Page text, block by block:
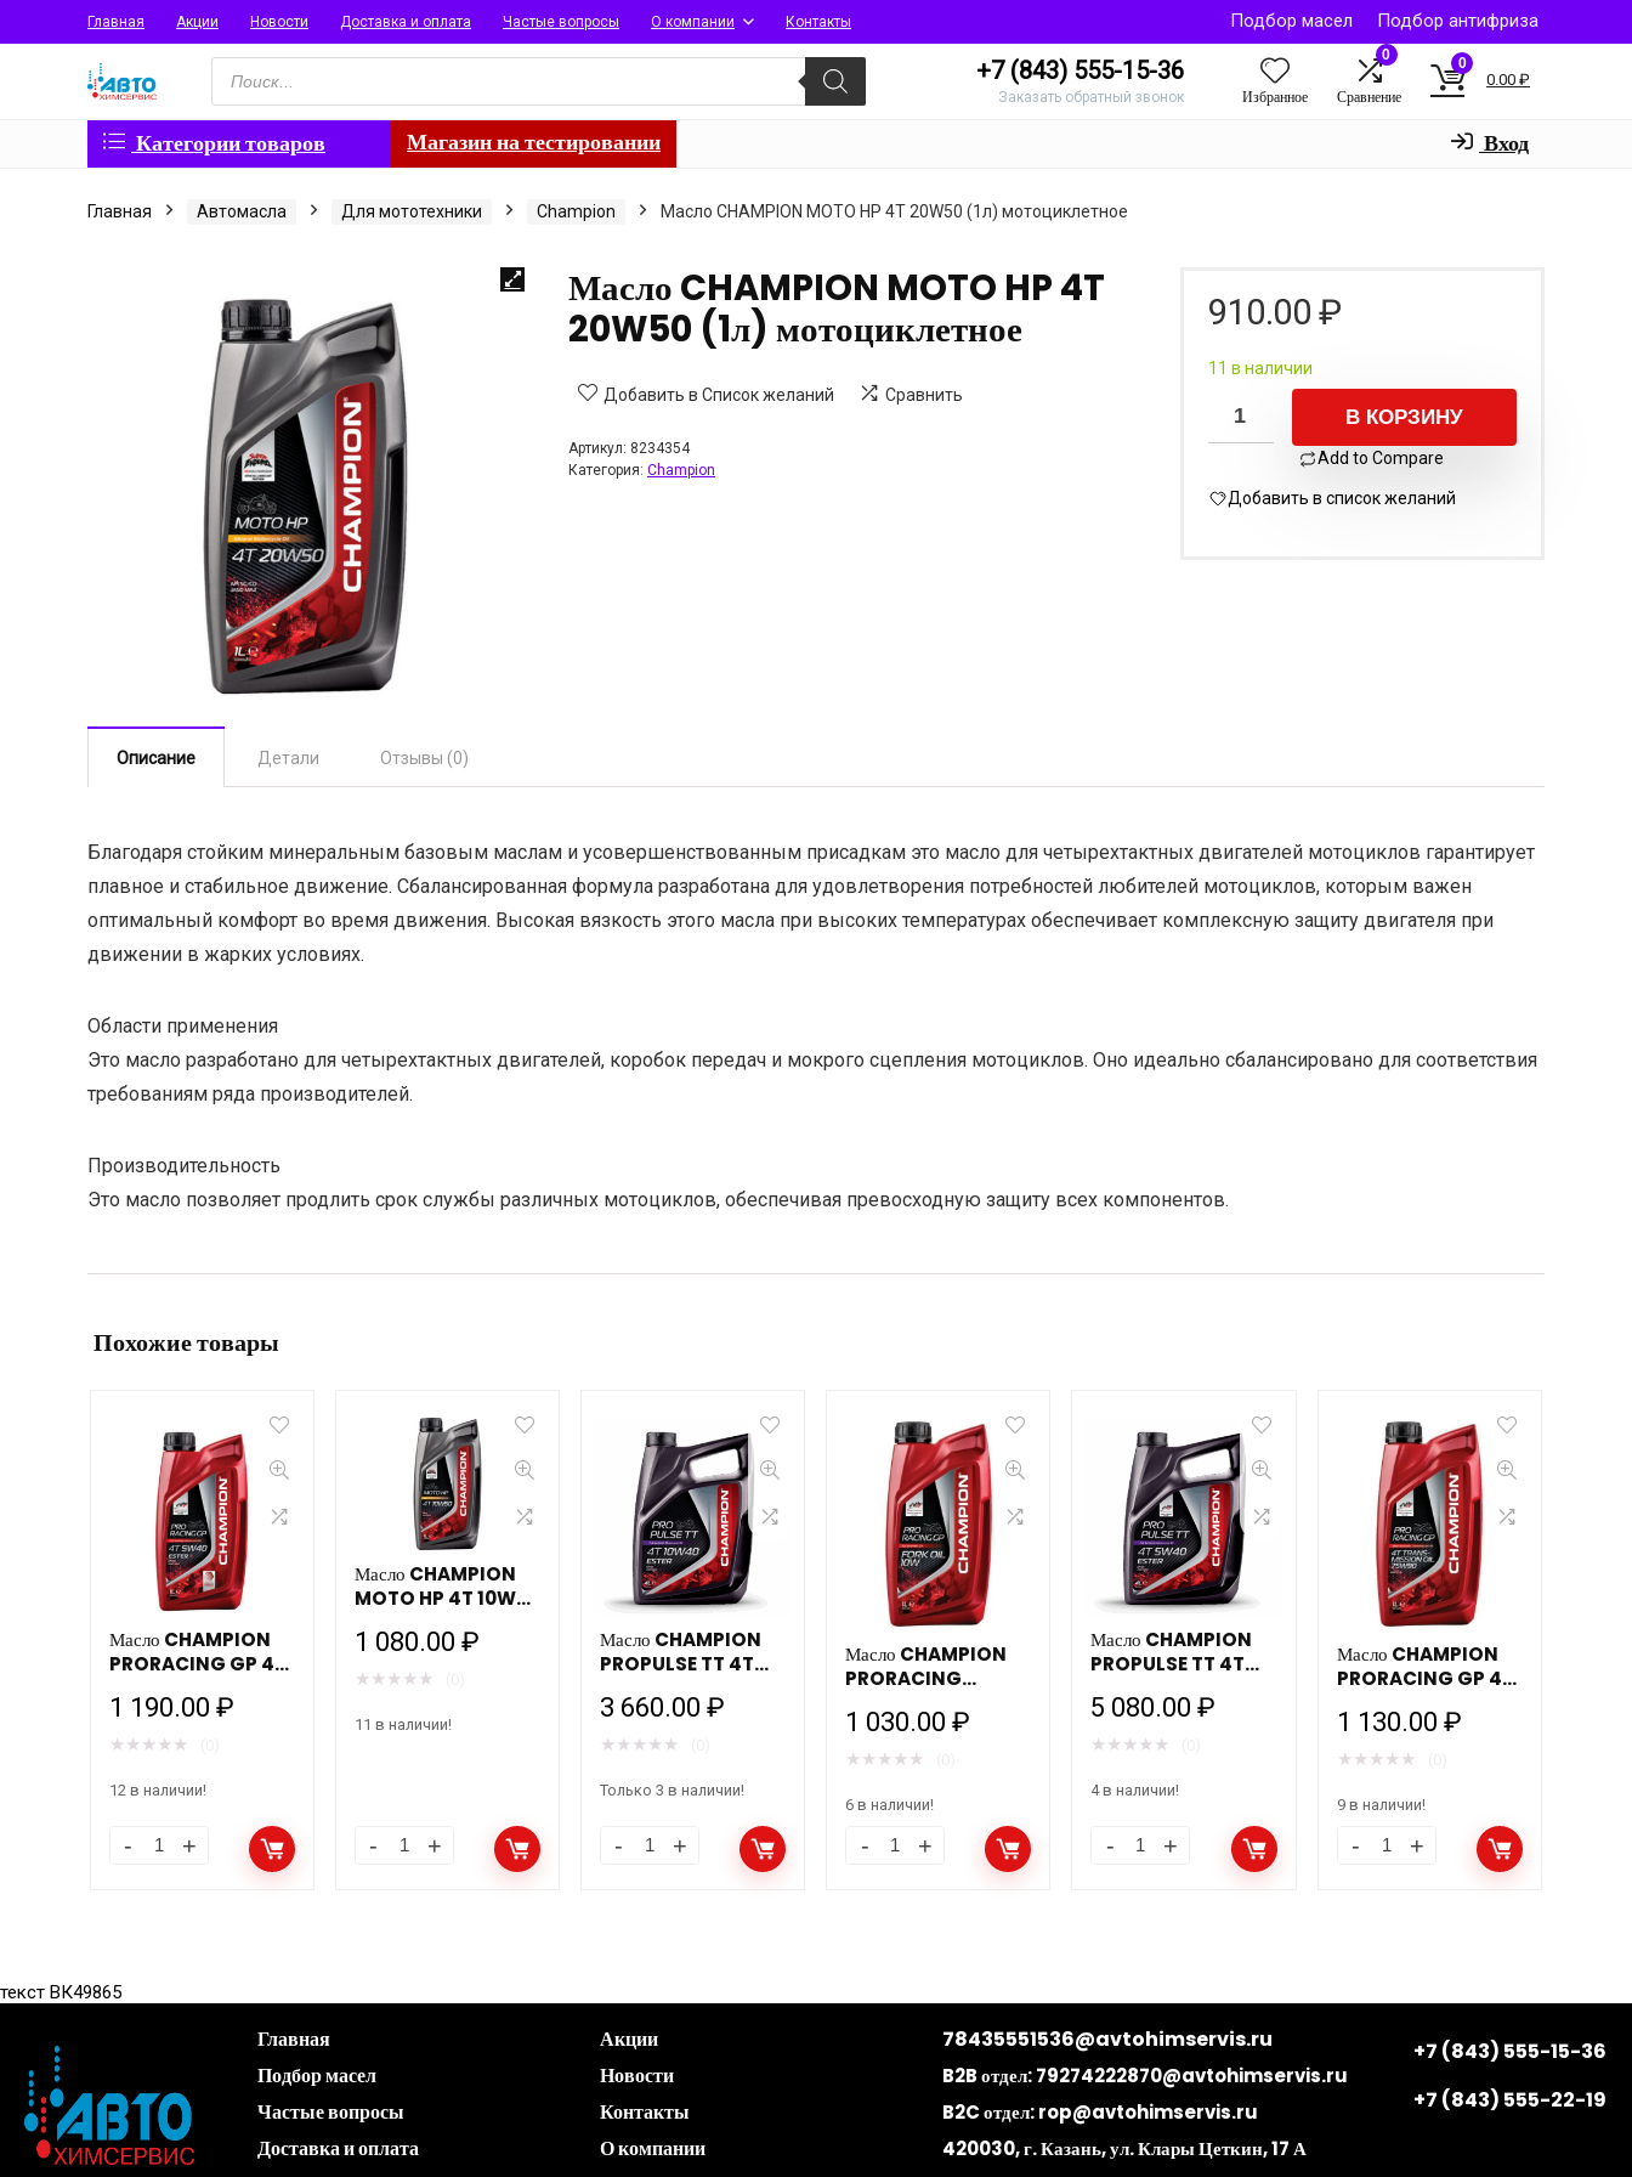
Главная Акции Новости Доставка и оплата Частые вопросы О компании Контакты Подбор масел
Подбор антифриза
Поиск
товаров
+7 (843) 555-15-36
Заказать обратный звонок Избранное
0
Сравнение
0
0.00 ₽
Категории товаров Магазин на тестировании Вход
Главная Автомасла Для мототехники Champion Масло CHAMPION MOTO HP 4T 20W50 (1л) мотоциклетное
Масло CHAMPION MOTO HP 4T
20W50 (1л) мотоциклетное
Добавить в Список желаний Сравнить
Артикул: 8234354
Категория: Champion
910.00 ₽
11 в наличии
В КОРЗИНУ
Add to Compare
Добавить в список желаний
Описание Детали Отзывы (0)
Благодаря стойким минеральным базовым маслам и усовершенствованным присадкам это масло для четырехтактных двигателей мотоциклов гарантирует
плавное и стабильное движение. Сбалансированная формула разработана для удовлетворения потребностей любителей мотоциклов, которым важен
оптимальный комфорт во время движения. Высокая вязкость этого масла при высоких температурах обеспечивает комплексную защиту двигателя при
движении в жарких условиях.
Области применения
Это масло разработано для четырехтактных двигателей, коробок передач и мокрого сцепления мотоциклов. Оно идеально сбалансировано для соответствия
требованиям ряда производителей.
Производительность
Это масло позволяет продлить срок службы различных мотоциклов, обеспечивая превосходную защиту всех компонентов.
Похожие товары
Масло CHAMPION
PRORACING GP 4T
мотоциклетное
1 190.00 ₽
★ ★ ★ ★ ★
12 в наличии!
Масло CHAMPION
MOTO HP 4T 10W50
1 080.00 ₽
★ ★ ★ ★ ★
11 в наличии!
Масло CHAMPION
PROPULSE TT 4T
мотоциклетное
3 660.00 ₽
★ ★ ★ ★ ★
Только 3 в наличии!
Масло CHAMPION
PRORACING
FORK OIL 10W (1л)
мотоциклетное
1 030.00₽
★ ★ ★ ★ ★
6 в наличии!
Масло CHAMPION
PROPULSE TT 4T
мотоциклетное
5 080.00₽
★ ★ ★ ★ ★
4 в наличии!
Масло CHAMPION
PRORACING GP 4T
75W90 (1л)
мотоциклетное
1 130.00 ₽
★ ★ ★ ★ ★
9 в наличии!
текст ВК49865
Главная
Подбор масел
Частые вопросы
Доставка и оплата
Акции
Новости
Контакты
О компании
78435551536@avtohimservis.ru
B2B отдел:79274222870@avtohimservis.ru
B2C отдел:rop@avtohimservis.ru
420030, г. Казань, ул. Клары Цеткин, 17 А
+7 (843) 555-15-36
+7 (843) 555-22-19